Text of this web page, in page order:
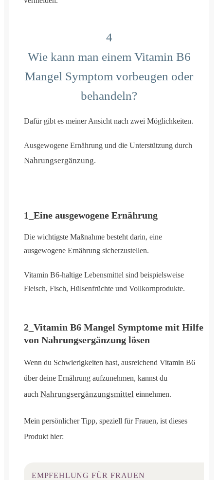
4
Wie kann man einem Vitamin B6
Mangel Symptom vorbeugen oder
behandeln?
Dafür gibt es meiner Ansicht nach zwei Möglichkeiten.
Ausgewogene Ernährung und die Unterstützung durch
Nahrungsergänzung.
1_Eine ausgewogene Ernährung
Die wichtigste Maßnahme besteht darin, eine
ausgewogene Ernährung sicherzustellen.
Vitamin B6-haltige Lebensmittel sind beispielsweise
Fleisch, Fisch, Hülsenfrüchte und Vollkornprodukte.
2_Vitamin B6 Mangel Symptome mit Hilfe
von Nahrungsergänzung lösen
Wenn du Schwierigkeiten hast, ausreichend Vitamin B6
über deine Ernährung aufzunehmen, kannst du
auch Nahrungsergänzungsmittel einnehmen.
Mein persönlicher Tipp, speziell für Frauen, ist dieses
Produkt hier:
EMPFEHLUNG FÜR FRAUEN